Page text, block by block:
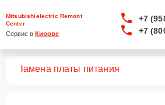
Mitsubishielectric Remont
Center
Сервис в Кирове
+7
+7
Замена платы питания